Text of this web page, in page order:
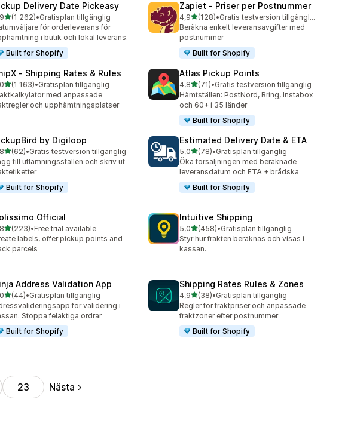
Delivery Date Pickeasy
av 5 stjärnor
(1 262)
recensioner totalt
•Gratisplan tillgänglig
för orderleverans för
i butik och lokal leverans.
Built for Shopify
Zapiet ‑ Priser per Postnummer
4,9av 5 stjärnor
(128)
128 recensioner totalt
•
Gratis testversion tillgänglig
Beräkna enkelt leveransavgifter med
postnummer
Built for Shopify
‑ Shipping Rates & Rules
av 5 stjärnor
(1 163)
recensioner totalt
•Gratisplan tillgänglig
med anpassade
och upphämtningsplatser
Atlas Pickup Points
4,8av 5 stjärnor
(71)
71 recensioner totalt
•Gratis testversion tillgänglig
Hämtställen: PostNord, Bring, Instabox
och 60+ i 35 länder
Built for Shopify
by Digiloop
av 5 stjärnor
(62)
recensioner totalt
•Gratis testversion tillgänglig
till utlämningsställen och skriv ut
Built for Shopify
Estimated Delivery Date & ETA
5,0av 5 stjärnor
(78)
78 recensioner totalt
•Gratisplan tillgänglig
Öka försäljningen med beräknade
leveransdatum och ETA + brådska
Built for Shopify
Official
av 5 stjärnor
(223)
recensioner totalt
•Free trial available
labels, offer pickup points and
parcels
Intuitive Shipping
5,0av 5 stjärnor
(458)
458 recensioner totalt
•Gratisplan tillgänglig
Styr hur frakten beräknas och visas i
kassan.
Address Validation App
av 5 stjärnor
(44)
recensioner totalt
•Gratisplan tillgänglig
för validering i
Stoppa felaktiga ordrar
Built for Shopify
Shipping Rates Rules & Zones
4,9av 5 stjärnor
(38)
38 recensioner totalt
•Gratisplan tillgänglig
Regler för fraktpriser och anpassade
fraktzoner efter postnummer
Built for Shopify
23 Nästa